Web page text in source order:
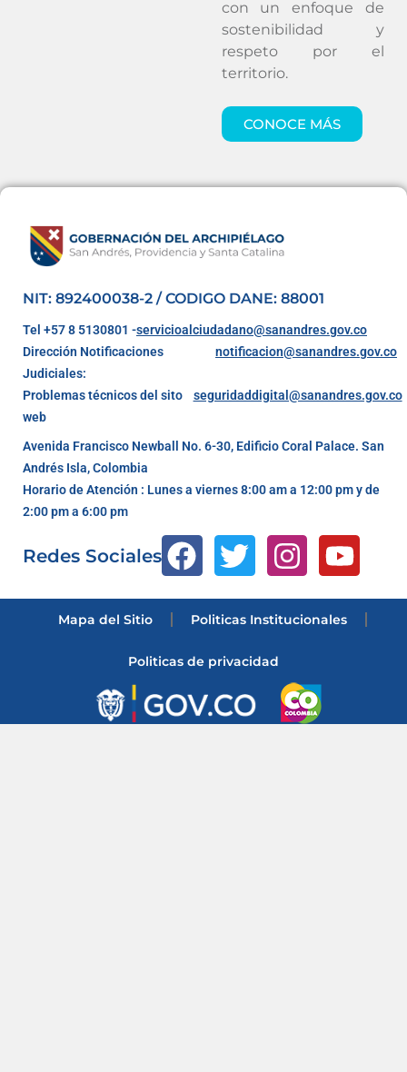
con un enfoque de
sostenibilidad y
respeto por el
territorio.
CONOCE MÁS
NIT: 892400038-2 / CODIGO DANE: 88001
Tel +57 8 5130801 -servicioalciudadano@sanandres.gov.co
Dirección Notificaciones
Judiciales:
notificacion@sanandres.gov.co
Problemas técnicos del sito
web
seguridaddigital@sanandres.gov.co
Avenida Francisco Newball No. 6-30, Edificio Coral Palace. San
Andrés Isla, Colombia
Horario de Atención : Lunes a viernes 8:00 am a 12:00 pm y de
2:00 pm a 6:00 pm
Redes Sociales
Mapa del Sitio Politicas Institucionales
Politicas de privacidad